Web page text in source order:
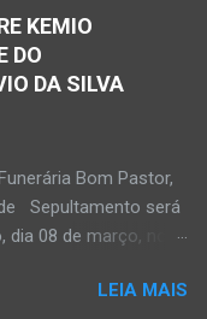
Maria Rosa,
antes de se
nesta terça-feira, dia
se afogou em
nesta terça-feira, dia
não resistiu e
lazer, de conhecimento
KEMIO
DO
DA SILVA
Bom Pastor,
Sepultamento será
08 de março, no
de Janaúba para
LEIA MAIS